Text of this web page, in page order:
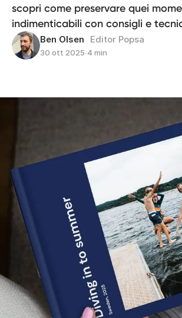
scopri come preservare quei
indimenticabili con consigli e
Ben Olsen Editor Popsa
30 ott 2025∙4 min